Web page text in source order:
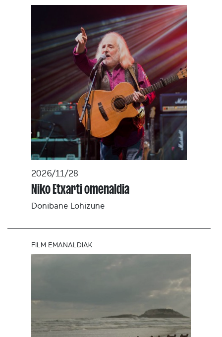
2026/11/28
Niko Etxarti omenaldia
Donibane Lohizune
FILM EMANALDIAK